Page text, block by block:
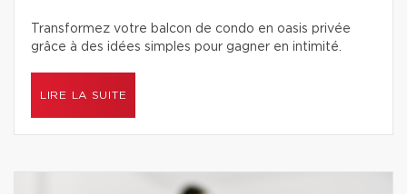
Transformez votre balcon de condo en oasis privée
grâce à des idées simples pour gagner en intimité.
LIRE LA SUITE